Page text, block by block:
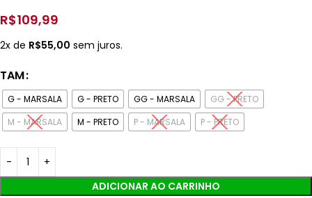
R$109,99
2x de R$55,00 sem juros.
TAM
G - MARSALA G - PRETO GG - MARSALA
GG - PRETO
M - MARSALA
M - PRETO P - MARSALA P - PRETO
ADICIONAR AO CARRINHO